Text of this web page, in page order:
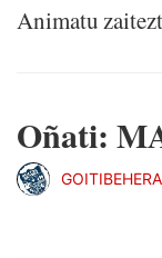
Animatu
Oñati: